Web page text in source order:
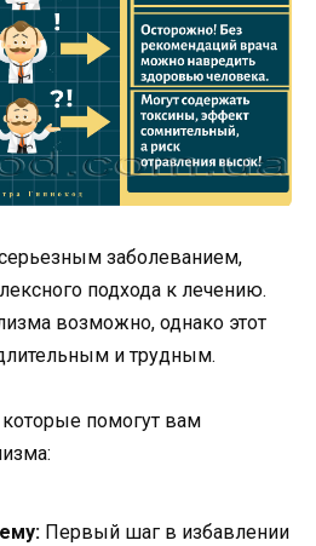
заболеванием,
подхода к лечению.
возможно, однако этот
и трудным.
помогут вам
Первый шаг в избавлении